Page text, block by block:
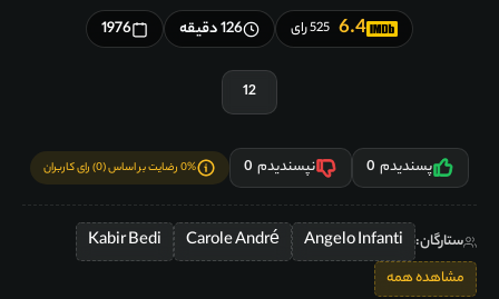
6.4 525 رای 126 دقیقه 1976
12
پسندیدم 0 نپسندیدم 0 0% رضایت بر اساس (0) رای کاربران
ستارگان: Angelo Infanti
Carole André
Kabir Bedi
مشاهده همه